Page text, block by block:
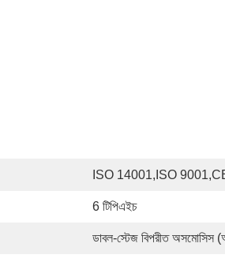
ISO 14001,ISO
6 টিপিএইচ
ডাবল-স্টেজ বিপরীত অসমোসিস